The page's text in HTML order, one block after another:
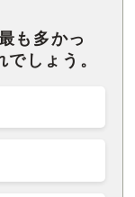
も多かっ
しょう。